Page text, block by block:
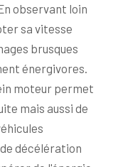
observant loin
sa vitesse
brusques
énergivores.
moteur permet
mais aussi de
décélération